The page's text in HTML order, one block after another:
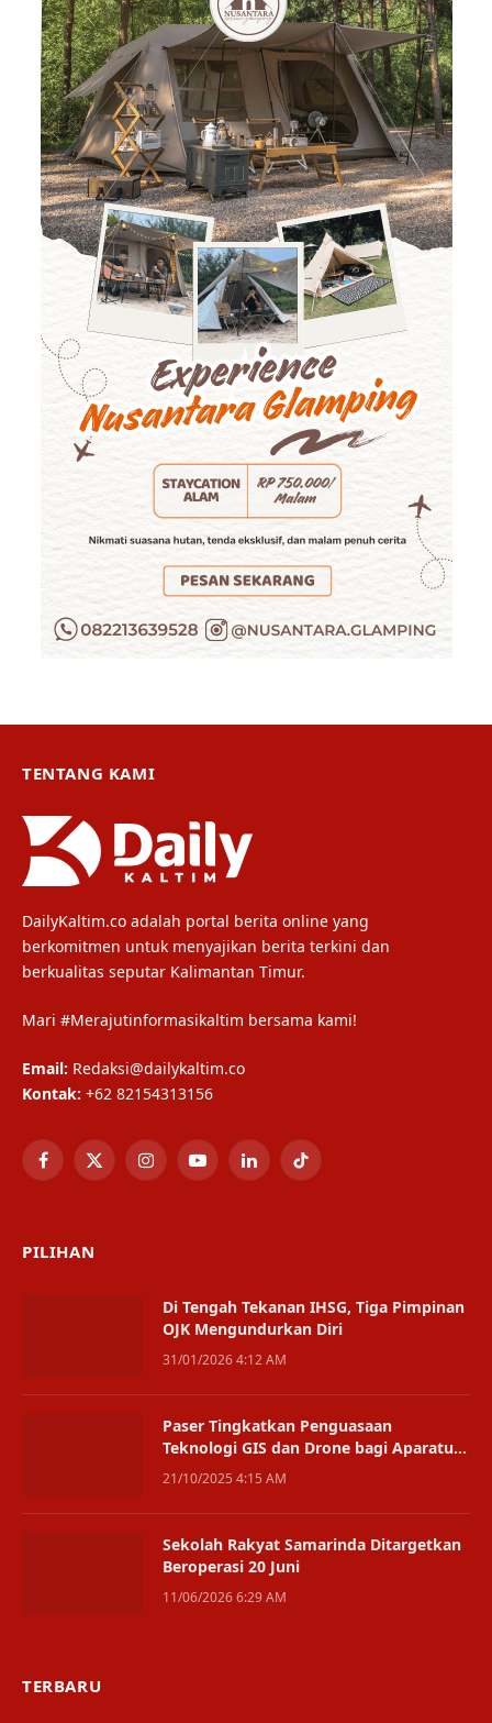
TENTANG KAMI
DailyKaltim.co adalah portal berita online yang
berkomitmen untuk menyajikan berita terkini dan
berkualitas seputar Kalimantan Timur.
Mari #Merajutinformasikaltim bersama kami!
Email: Redaksi@dailykaltim.co
Kontak: +62 82154313156
Facebook
X
InstagramYouTubeLinkedInTikTok
PILIHAN
Di Tengah Tekanan IHSG, Tiga Pimpinan
OJK Mengundurkan Diri
31/01/2026 4:12 AM
Paser Tingkatkan Penguasaan
Teknologi GIS dan Drone bagi Aparatur
Daerah
21/10/2025 4:15 AM
Sekolah Rakyat Samarinda Ditargetkan
Beroperasi 20 Juni
11/06/2026 6:29 AM
TERBARU